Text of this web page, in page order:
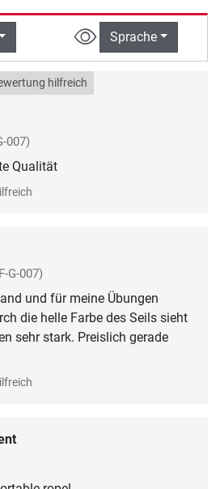
Sprache
hilfreich
007)
Qualität
G-007)
und für meine Übungen
die helle Farbe des Seils sieht
sehr stark. Preislich gerade